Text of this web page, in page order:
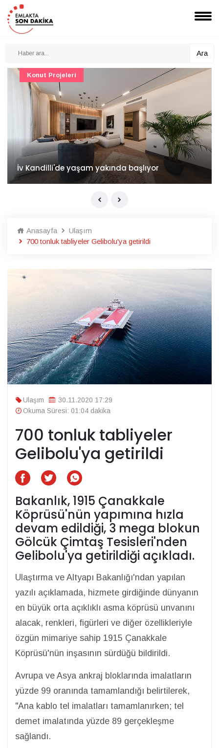
Ara
İv Kandilli'de yaşam yakında başlıyor
Konut Projeleri
Anasayfa
Ulaşım
700 tonluk tabliyeler Gelibolu'ya getirildi
Ulaşım
30.11.2020 17:29
Okuma Süresi: 01:04 dakika
700 tonluk tabliyeler
Gelibolu'ya getirildi
Bakanlık, 1915 Çanakkale
Köprüsü'nün yapımına hızla
devam edildiği, 3 mega blokun
Gölcük Çimtaş Tesisleri'nden
Gelibolu'ya getirildiği açıkladı.
Ulaştırma ve Altyapı Bakanlığı'ndan yapılan
yazılı açıklamada, hizmete girdiğinde dünyanın
en büyük orta açıklıklı asma köprüsü unvanını
alacak, renkleri, figürleri ve diğer özellikleriyle
özgün mimariye sahip 1915 Çanakkale
Köprüsü'nün inşasının sürdüğü bildirildi.
Avrupa ve Asya ankraj bloklarında imalatların
yüzde 99 oranında tamamlandığı belirtilerek,
"Ana kablo tel imalatları tamamlanırken; tel
demet imalatında yüzde 89 gerçekleşme
sağlandı.